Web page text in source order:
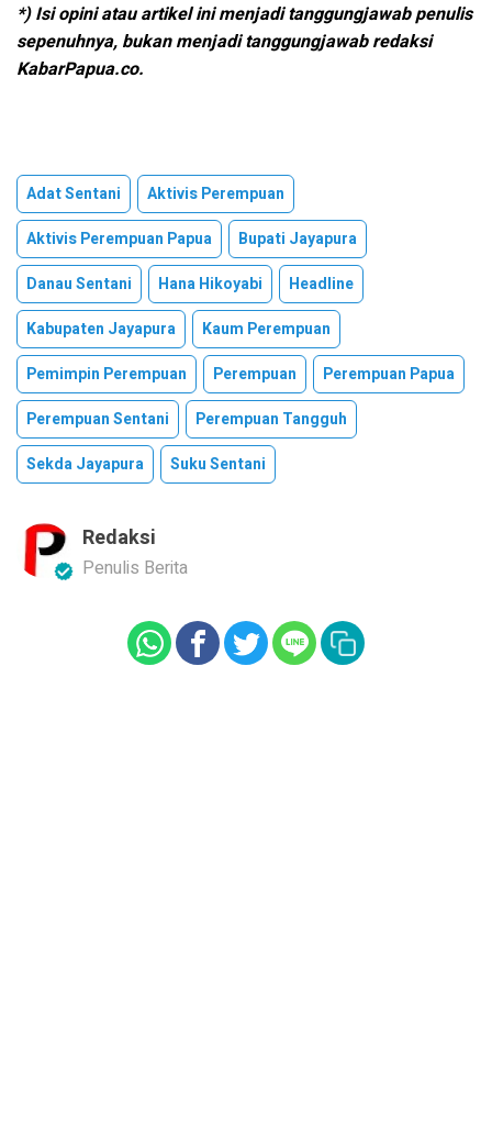
*)Isi opini atau artikel ini menjadi tanggungjawab penulis
sepenuhnya, bukan menjadi tanggungjawab redaksi
KabarPapua.co.
Adat Sentani
Aktivis Perempuan
Aktivis Perempuan Papua
Bupati Jayapura
Danau Sentani
Hana Hikoyabi
Headline
Kabupaten Jayapura
Kaum Perempuan
Pemimpin Perempuan
Perempuan
Perempuan Papua
Perempuan Sentani
Perempuan Tangguh
Sekda Jayapura
Suku Sentani
Redaksi
Penulis Berita